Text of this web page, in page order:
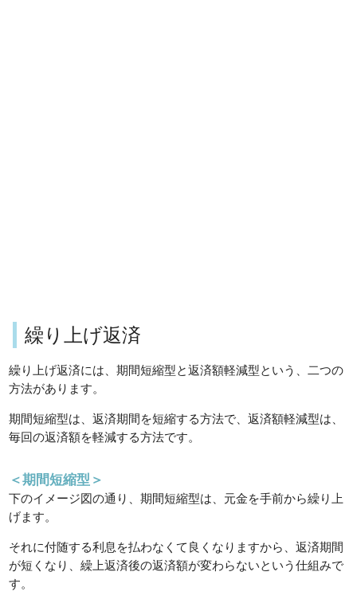
繰り上げ返済
繰り上げ返済には、期間短縮型と返済額軽減型という、二つの
方法があります。
期間短縮型は、返済期間を短縮する方法で、返済額軽減型は、
毎回の返済額を軽減する方法です。
＜期間短縮型＞
下のイメージ図の通り、期間短縮型は、元金を手前から繰り上
げます。
それに付随する利息を払わなくて良くなりますから、返済期間
が短くなり、繰上返済後の返済額が変わらないという仕組みで
す。